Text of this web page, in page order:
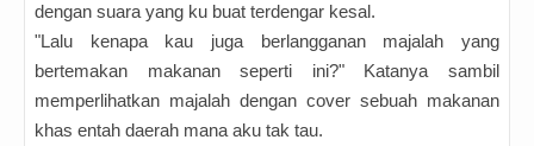
dengan suara yang ku buat terdengar kesal.
"Lalu kenapa kau juga berlangganan majalah yang
bertemakan makanan seperti ini?" Katanya sambil
memperlihatkan majalah dengan cover sebuah makanan
khas entah daerah mana aku tak tau.